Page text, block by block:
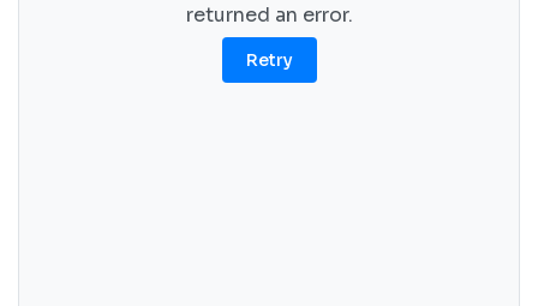
returned an error.
Retry